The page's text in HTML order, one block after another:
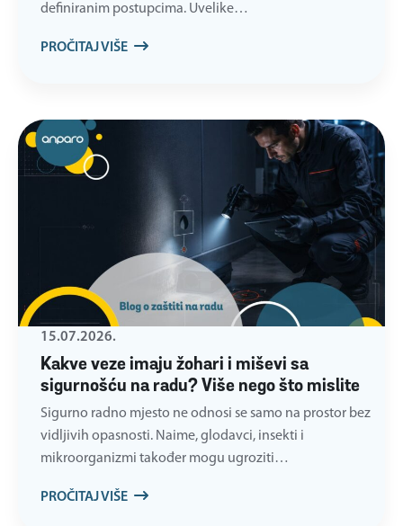
definiranim postupcima. Uvelike…
PROČITAJ VIŠE
Kakve veze imaju žohari i miševi sa
sigurnošću na radu? Više nego što mislite
15.07.2026.
Sigurno radno mjesto ne odnosi se samo na prostor bez
vidljivih opasnosti. Naime, glodavci, insekti i
mikroorganizmi također mogu ugroziti…
PROČITAJ VIŠE